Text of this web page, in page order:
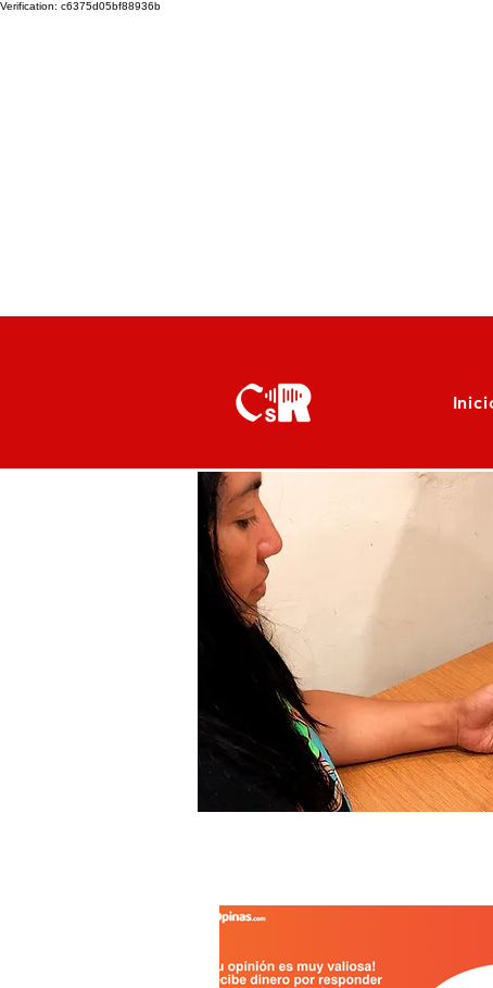
Verification: c6375d05bf88936b